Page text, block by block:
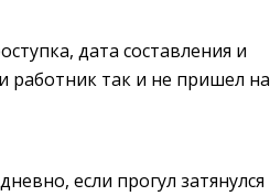
дата составления и
работник так и не пришел на
если прогул затянулся